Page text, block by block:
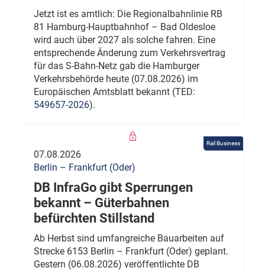
Jetzt ist es amtlich: Die Regionalbahnlinie RB
81 Hamburg-Hauptbahnhof – Bad Oldesloe
wird auch über 2027 als solche fahren. Eine
entsprechende Änderung zum Verkehrsvertrag
für das S-Bahn-Netz gab die Hamburger
Verkehrsbehörde heute (07.08.2026) im
Europäischen Amtsblatt bekannt (TED:
549657-2026).
Rail Business
07.08.2026
Berlin – Frankfurt (Oder)
DB InfraGo gibt Sperrungen
bekannt – Güterbahnen
befürchten Stillstand
Ab Herbst sind umfangreiche Bauarbeiten auf
Strecke 6153 Berlin – Frankfurt (Oder) geplant.
Gestern (06.08.2026) veröffentlichte DB